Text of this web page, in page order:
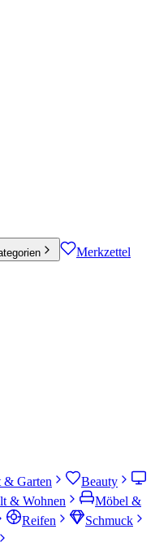
Merkzettel
& Garten
Beauty
& Wohnen
Möbel &
Reifen
Schmuck